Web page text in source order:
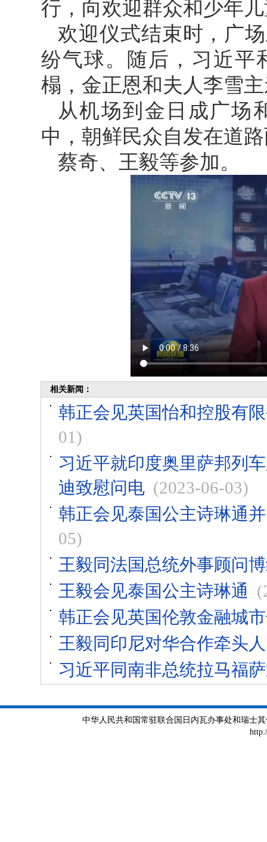
行，向欢迎群众和少年
欢迎仪式结束时，广
纷气球。随后，习近平
榻，金正恩和夫人李雪
从机场到金日成广场
中，朝鲜民众自发在道
蔡奇、王毅等参加。
相关新闻：
韩正会见英国怡和控股有
01)
习近平就印度奥里萨邦列
迪致慰问电 (2023-06-03)
韩正会见泰国公主诗琳通
05)
王毅同法国总统外事顾问
王毅会见泰国公主诗琳通
韩正会见英国伦敦金融城
王毅同印尼对华合作牵头
习近平同南非总统拉马福
中华人民共和国常驻联合国日内瓦办事处和瑞士